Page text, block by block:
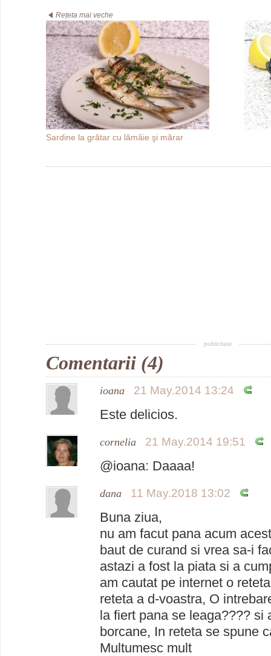
Rețeta mai veche
Sardine la grătar cu lămâie şi mărar
publicitate
Comentarii (4)
ioana 21 May.2014 13:24
Este delicios.
cornelia 21 May.2014 19:51
@ioana: Daaaa!
dana 11 May.2018 13:02
Buna ziua,
nu am facut pana acum
baut de curand si vrea sa-i
astazi a fost la piata si a
am cautat pe internet o
reteta a d-voastra, O
la fiert pana se leaga???? si
borcane, In reteta se spune
Multumesc mult